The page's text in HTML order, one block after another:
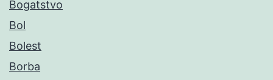
Bogatstvo
Bol
Bolest
Borba